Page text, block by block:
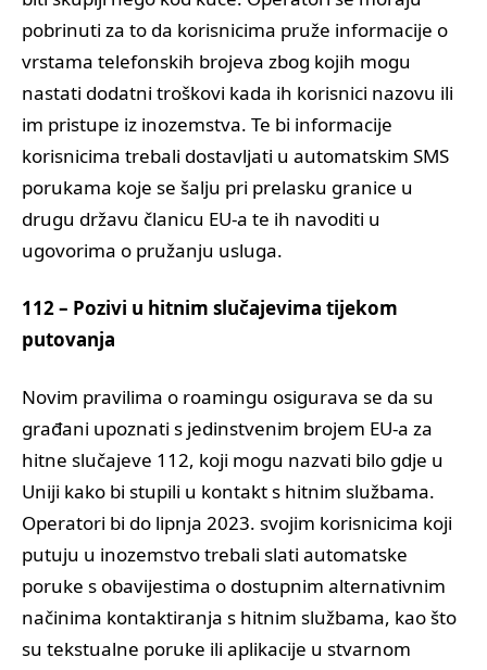
pobrinuti za to da korisnicima pruže informacije o
vrstama telefonskih brojeva zbog kojih mogu
nastati dodatni troškovi kada ih korisnici nazovu ili
im pristupe iz inozemstva. Te bi informacije
korisnicima trebali dostavljati u automatskim SMS
porukama koje se šalju pri prelasku granice u
drugu državu članicu EU-a te ih navoditi u
ugovorima o pružanju usluga.
112 – Pozivi u hitnim slučajevima tijekom
putovanja
Novim pravilima o roamingu osigurava se da su
građani upoznati s jedinstvenim brojem EU-a za
hitne slučajeve 112, koji mogu nazvati bilo gdje u
Uniji kako bi stupili u kontakt s hitnim službama.
Operatori bi do lipnja 2023. svojim korisnicima koji
putuju u inozemstvo trebali slati automatske
poruke s obavijestima o dostupnim alternativnim
načinima kontaktiranja s hitnim službama, kao što
su tekstualne poruke ili aplikacije u stvarnom